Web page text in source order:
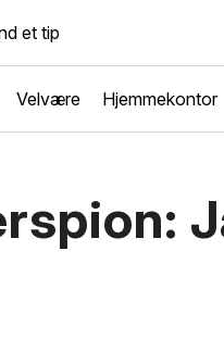
et tip
Velvære Hjemmekontor